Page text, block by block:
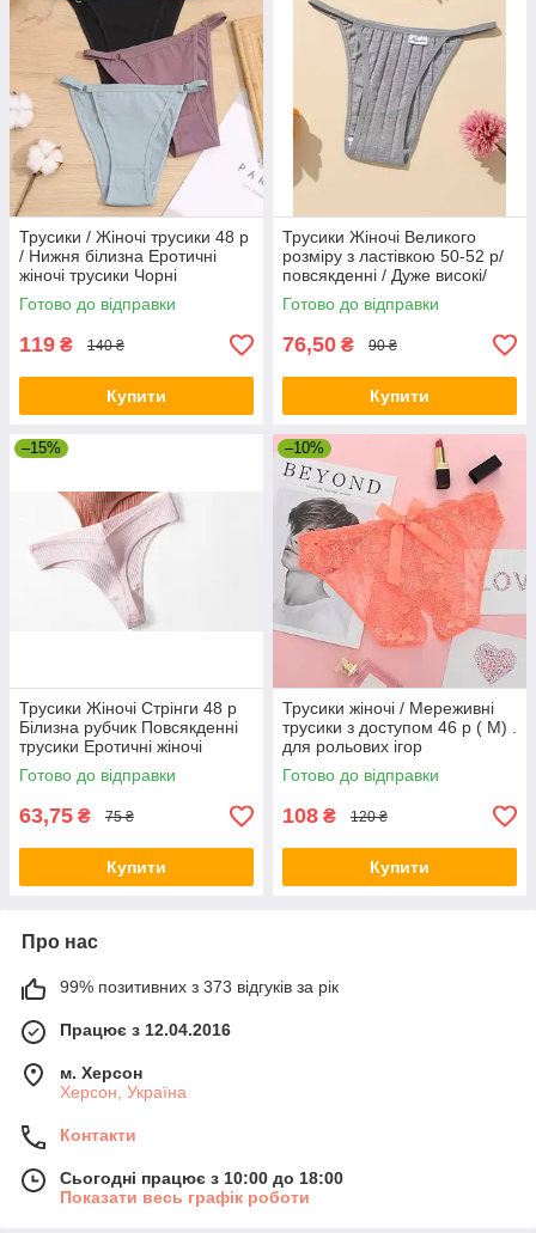
Трусики / Жіночі трусики 48 р
/ Нижня білизна Еротичні
жіночі трусики Чорні
Готово до відправки
119 ₴ 140 ₴
Купити
Трусики Жіночі Великого
розміру з ластівкою 50-52 р/
повсякденні / Дуже високі/
Спідня білизна / Еротичні
жіночі трусики
Готово до відправки
76,50 ₴ 90 ₴
Купити
–15%
Трусики Жіночі Стрінги 48 р
Білизна рубчик Повсякденні
трусики Еротичні жіночі
трусики
Готово до відправки
63,75 ₴ 75 ₴
Купити
–10%
Трусики жіночі / Мереживні
трусики з доступом 46 р ( М) .
для рольових ігор
Готово до відправки
108 ₴ 120 ₴
Купити
Про нас
99% позитивних з 373 відгуків за рік
Працює з 12.04.2016
м. Херсон
Херсон, Україна
Контакти
Сьогодні працює з 10:00 до 18:00
Показати весь графік роботи